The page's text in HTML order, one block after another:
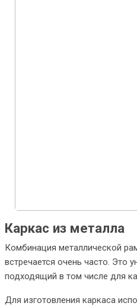
Каркас из металла
Комбинация металлической
встречается очень часто. Это
подходящий в том числе для
Для изготовления каркаса